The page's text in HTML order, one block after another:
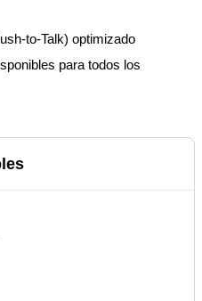
to-Talk) optimizado
para todos los